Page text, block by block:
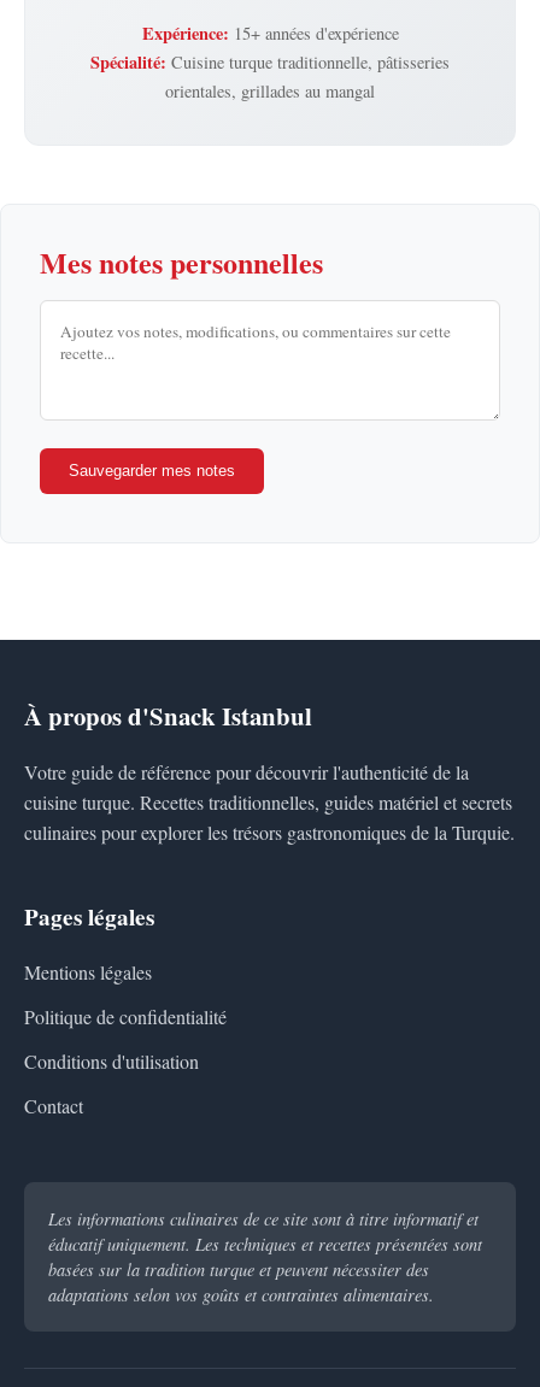
Expérience: 15+ années d'expérience
Spécialité: Cuisine turque traditionnelle, pâtisseries
orientales, grillades au mangal
Mes notes personnelles
Sauvegarder mes notes
À propos d'Snack Istanbul
Votre guide de référence pour découvrir l'authenticité de la
cuisine turque. Recettes traditionnelles, guides matériel et secrets
culinaires pour explorer les trésors gastronomiques de la Turquie.
Pages légales
Mentions légales
Politique de confidentialité
Conditions d'utilisation
Contact
Les informations culinaires de ce site sont à titre informatif et
éducatif uniquement. Les techniques et recettes présentées sont
basées sur la tradition turque et peuvent nécessiter des
adaptations selon vos goûts et contraintes alimentaires.